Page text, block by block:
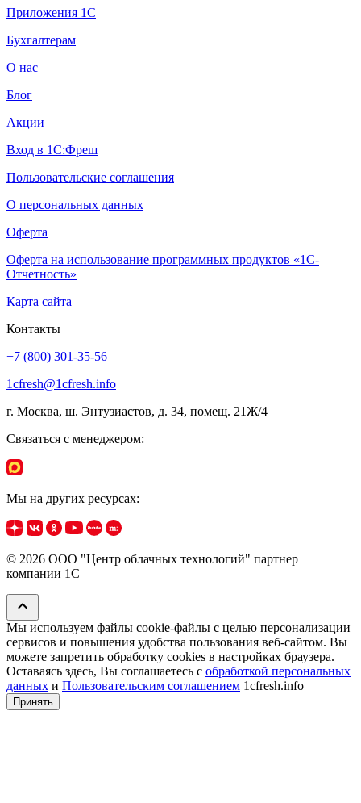
Приложения 1С
Бухгалтерам
О нас
Блог
Акции
Вход в 1С:Фреш
Пользовательские соглашения
О персональных данных
Оферта
Оферта на использование программных продуктов «1С-
Отчетность»
Карта сайта
Контакты
+7 (800) 301-35-56
1cfresh@1cfresh.info
г. Москва, ш. Энтузиастов, д. 34, помещ. 21Ж/4
Связаться с менеджером:
Мы на других ресурсах:
© 2026 ООО "Центр облачных технологий" партнер
компании 1C
Мы используем файлы cookie‑файлы с целью персонализации
сервисов и повышения удобства пользования веб-сайтом. Вы
можете запретить обработку сookies в настройках браузера.
Оставаясь здесь, Вы соглашаетесь с обработкой персональных
данных и Пользовательским соглашением 1cfresh.info
Принять